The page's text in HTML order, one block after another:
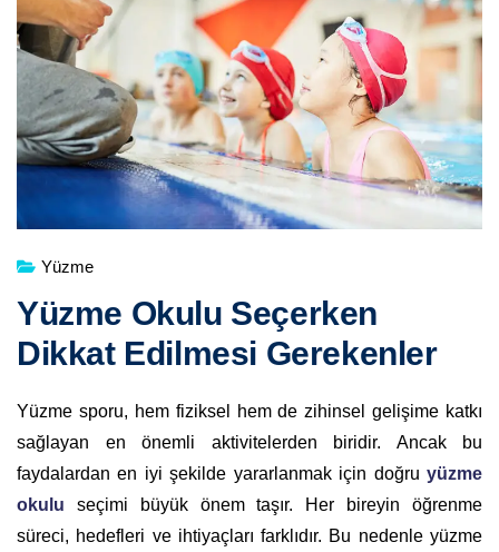
Yüzme
Yüzme Okulu Seçerken
Dikkat Edilmesi Gerekenler
Yüzme sporu, hem fiziksel hem de zihinsel gelişime katkı
sağlayan en önemli aktivitelerden biridir. Ancak bu
faydalardan en iyi şekilde yararlanmak için doğru yüzme
okulu seçimi büyük önem taşır. Her bireyin öğrenme
süreci, hedefleri ve ihtiyaçları farklıdır. Bu nedenle yüzme